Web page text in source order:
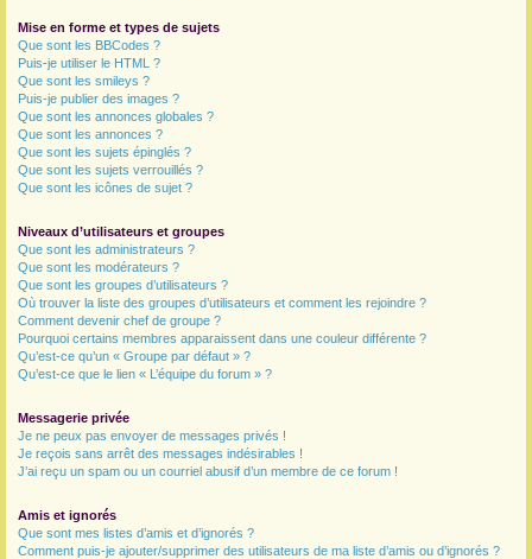
Mise en forme et types de sujets
Que sont les BBCodes ?
Puis-je utiliser le HTML ?
Que sont les smileys ?
Puis-je publier des images ?
Que sont les annonces globales ?
Que sont les annonces ?
Que sont les sujets épinglés ?
Que sont les sujets verrouillés ?
Que sont les icônes de sujet ?
Niveaux d’utilisateurs et groupes
Que sont les administrateurs ?
Que sont les modérateurs ?
Que sont les groupes d’utilisateurs ?
Où trouver la liste des groupes d’utilisateurs et comment les rejoindre ?
Comment devenir chef de groupe ?
Pourquoi certains membres apparaissent dans une couleur différente ?
Qu’est-ce qu’un « Groupe par défaut » ?
Qu’est-ce que le lien « L’équipe du forum » ?
Messagerie privée
Je ne peux pas envoyer de messages privés !
Je reçois sans arrêt des messages indésirables !
J’ai reçu un spam ou un courriel abusif d’un membre de ce forum !
Amis et ignorés
Que sont mes listes d’amis et d’ignorés ?
Comment puis-je ajouter/supprimer des utilisateurs de ma liste d’amis ou d’ignorés ?